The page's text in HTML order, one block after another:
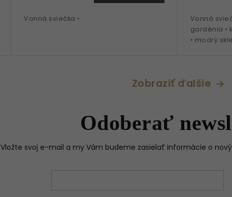
Vonná sviečka •
Vonná
gardénia •
• modrý
Zobraziť ďalšie
Odoberať
Vložte svoj e-mail a my Vám budeme zasielať informácie o